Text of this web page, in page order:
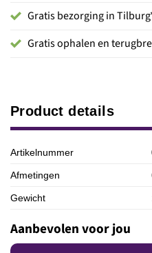
Gratis bezorging in
Gratis ophalen en
Product details
Artikelnummer
Afmetingen
Gewicht
Aanbevolen voor jou